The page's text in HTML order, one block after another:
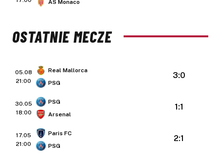
AS Monaco
OSTATNIE MECZE
05.08
21:00
Real Mallorca
PSG
3:0
30.05
18:00
PSG
Arsenal
1:1
17.05
21:00
Paris FC
PSG
2:1